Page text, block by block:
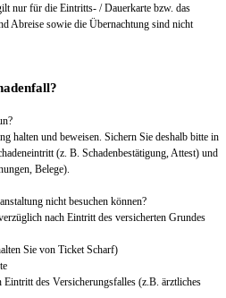
nur für die Eintritts- / Dauerkarte bzw. das
Abreise sowie die Übernachtung sind nicht
halten und beweisen. Sichern Sie deshalb bitte in
(z. B. Schadenbestätigung, Attest) und
Belege).
nicht besuchen können?
nach Eintritt des versicherten Grundes
Sie von Ticket Scharf)
Eintritt des Versicherungsfalles (z.B. ärztliches